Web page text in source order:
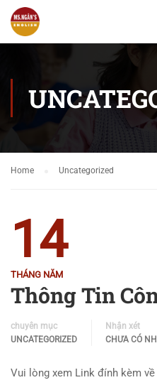
Home Uncategorized
14
THÁNG NĂM
Thông Tin
chuyên mục
UNCATEGORIZED
Nhận xét
CHƯA CÓ
Vui lòng xem Link đính kèm